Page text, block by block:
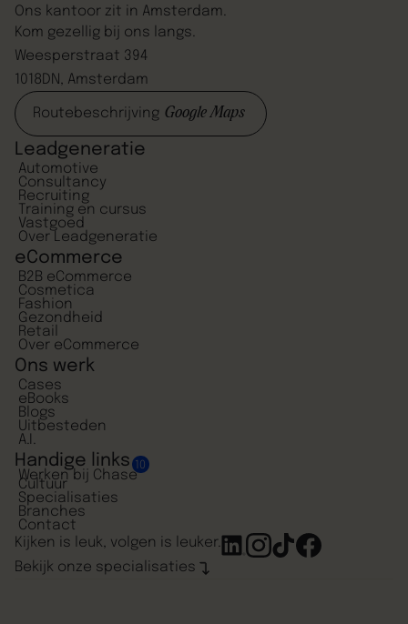
Ons kantoor zit in Amsterdam.
Kom gezellig bij ons langs.
Weesperstraat 394
1018DN, Amsterdam
Routebeschrijving Google Maps
Leadgeneratie
Automotive
Consultancy
Recruiting
Training en cursus
Vastgoed
Over Leadgeneratie
eCommerce
B2B eCommerce
Cosmetica
Fashion
Gezondheid
Retail
Over eCommerce
Ons werk
Cases
eBooks
Blogs
Uitbesteden
A.I.
Handige links
Werken bij Chase
10
Cultuur
Specialisaties
Branches
Contact
Bekijk onze specialisaties
Kijken is leuk, volgen is leuker.